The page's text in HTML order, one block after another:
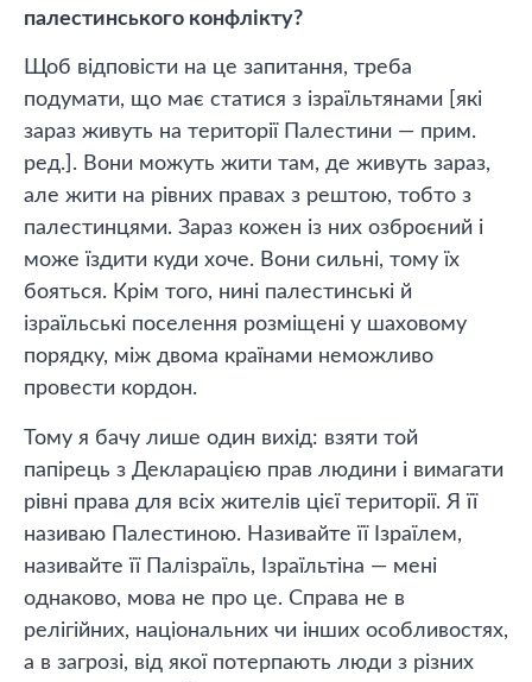
палестинського конфлікту?
Щоб відповісти на це запитання, треба
подумати, що має статися з ізраїльтянами [які
зараз живуть на території Палестини — прим.
ред.]. Вони можуть жити там, де живуть зараз,
але жити на рівних правах з рештою, тобто з
палестинцями. Зараз кожен із них озброєний і
може їздити куди хоче. Вони сильні, тому їх
бояться. Крім того, нині палестинські й
ізраїльські поселення розміщені у шаховому
порядку, між двома країнами неможливо
провести кордон.
Тому я бачу лише один вихід: взяти той
папірець з Декларацією прав людини і вимагати
рівні права для всіх жителів цієї території. Я її
називаю Палестиною. Називайте її Ізраїлем,
називайте її Палізраїль, Ізраїльтіна — мені
однаково, мова не про це. Справа не в
релігійних, національних чи інших особливостях,
а в загрозі, від якої потерпають люди з різних